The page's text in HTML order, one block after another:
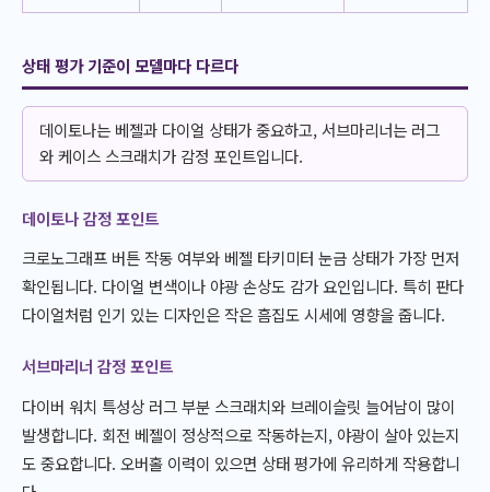
상태 평가 기준이 모델마다 다르다
데이토나는 베젤과 다이얼 상태가 중요하고, 서브마리너는 러그
와 케이스 스크래치가 감정 포인트입니다.
데이토나 감정 포인트
크로노그래프 버튼 작동 여부와 베젤 타키미터 눈금 상태가 가장 먼저
확인됩니다. 다이얼 변색이나 야광 손상도 감가 요인입니다. 특히 판다
다이얼처럼 인기 있는 디자인은 작은 흠집도 시세에 영향을 줍니다.
서브마리너 감정 포인트
다이버 워치 특성상 러그 부분 스크래치와 브레이슬릿 늘어남이 많이
발생합니다. 회전 베젤이 정상적으로 작동하는지, 야광이 살아 있는지
도 중요합니다. 오버홀 이력이 있으면 상태 평가에 유리하게 작용합니